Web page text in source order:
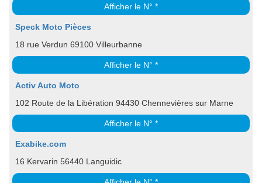
Afficher le N° *
Speck Moto Pièces
18 rue Verdun 69100 Villeurbanne
Afficher le N° *
Activ Auto Moto
102 Route de la Libération 94430 Chennevières sur Marne
Afficher le N° *
Exabike.com
16 Kervarin 56440 Languidic